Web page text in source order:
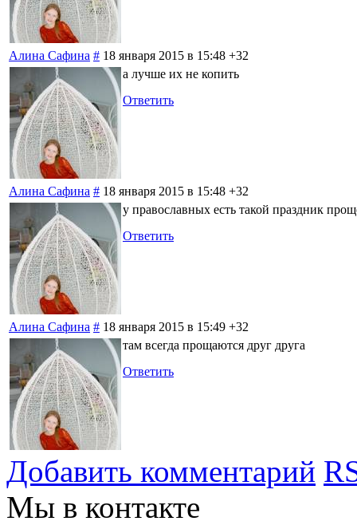
Алина Сафина # 18 января 2015 в 15:48 +32
а лучше их не копить
Ответить
Алина Сафина # 18 января 2015 в 15:48 +32
у православных есть такой праздник
Ответить
Алина Сафина # 18 января 2015 в 15:49 +32
там всегда прощаются друг друга
Ответить
Добавить комментарий
Мы в контакте